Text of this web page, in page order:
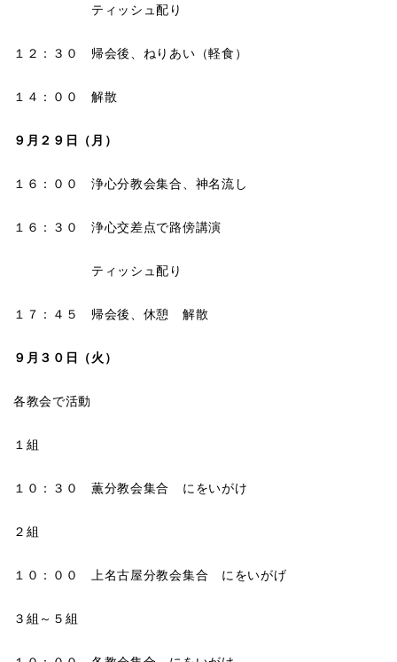
ティッシュ配り
１２：３０ 帰会後、ねりあい（軽食）
１４：００ 解散
９月２９日（月）
１６：００ 浄心分教会集合、神名流し
１６：３０ 浄心交差点で路傍講演
ティッシュ配り
１７：４５ 帰会後、休憩 解散
９月３０日（火）
各教会で活動
１組
１０：３０ 薫分教会集合 にをいがけ
２組
１０：００ 上名古屋分教会集合 にをいがげ
３組～５組